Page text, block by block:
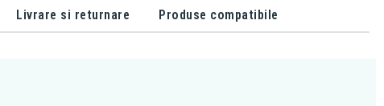
Livrare si returnare Produse compatibile